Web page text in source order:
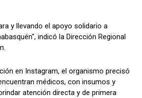
y llevando el apoyo solidario a
indicó la Dirección Regional
en Instagram, el organismo precisó
médicos, con insumos y
atención directa y de primera